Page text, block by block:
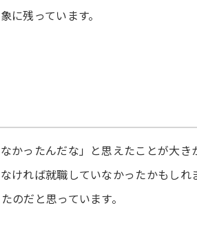
残っています。
かったんだな」と思えたことが大き
ければ就職していなかったかもしれ
のだと思っています。